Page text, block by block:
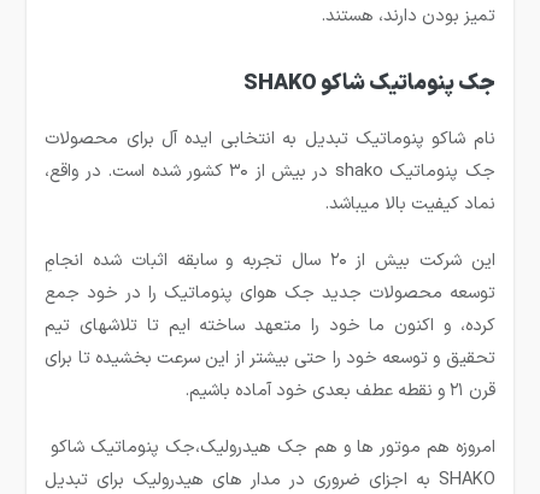
تمیز بودن دارند، هستند.
جک پنوماتیک شاکو SHAKO
نام شاکو پنوماتیک تبدیل به انتخابی ایده آل برای محصولات
جک پنوماتیک shako در بیش از ۳۰ کشور شده است. در واقع،
نماد کیفیت بالا میباشد.
این شرکت بیش از ۲۰ سال تجربه و سابقه اثبات شده انجامِ
توسعه محصولات جدید جک هوای پنوماتیک را در خود جمع
کرده، و اکنون ما خود را متعهد ساخته ایم تا تلاشهای تیم
تحقیق و توسعه خود را حتی بیشتر از این سرعت بخشیده تا برای
قرن ۲۱ و نقطه عطف بعدی خود آماده باشیم.
امروزه هم موتور ها و هم جک هیدرولیک،جک پنوماتیک شاکو
SHAKO به اجزای ضروری در مدار های هیدرولیک برای تبدیل